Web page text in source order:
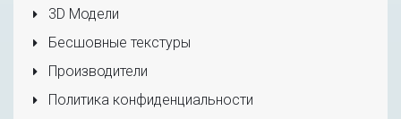
3D Модели
Бесшовные текстуры
Производители
Политика конфиденциальности